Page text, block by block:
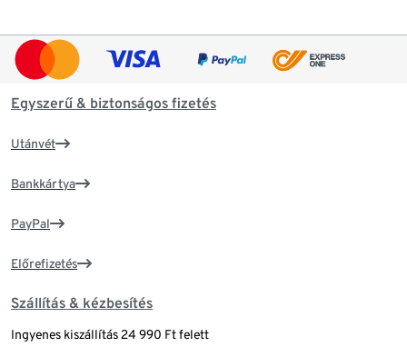
Egyszerű & biztonságos fizetés
Utánvét
Bankkártya
PayPal
Előrefizetés
Szállítás & kézbesítés
Ingyenes kiszállítás 24 990 Ft felett